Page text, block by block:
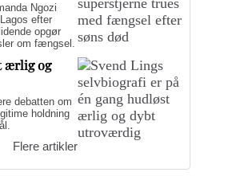
Ngozi
efter
opgør
om fængsel.
ærlig og
debatten om
holdning
Flere artikler